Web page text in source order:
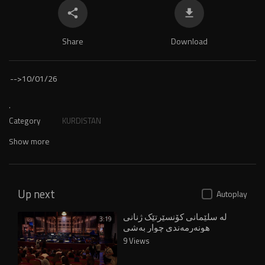
Share Download
-->10/01/26
.
Category KURDISTAN
Show more
Up next Autoplay
3:19 لە سلێمانی کۆنسێرتێک ژنانی
هونەرمەندی چوار بەشی
کوردستان کۆدەکاتەوە
9 Views